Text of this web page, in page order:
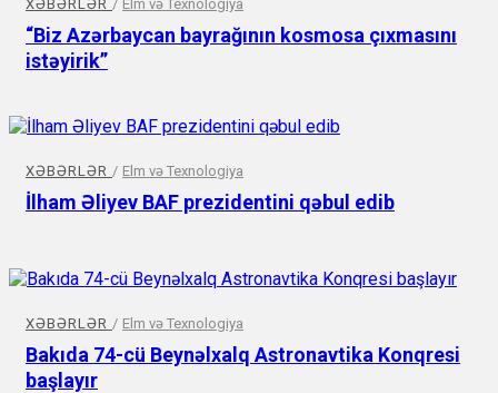
XƏBƏRLƏR / Elm və Texnologiya
“Biz Azərbaycan bayrağının kosmosa çıxmasını
istəyirik”
XƏBƏRLƏR / Elm və Texnologiya
İlham Əliyev BAF prezidentini qəbul edib
XƏBƏRLƏR / Elm və Texnologiya
Bakıda 74-cü Beynəlxalq Astronavtika Konqresi
başlayır